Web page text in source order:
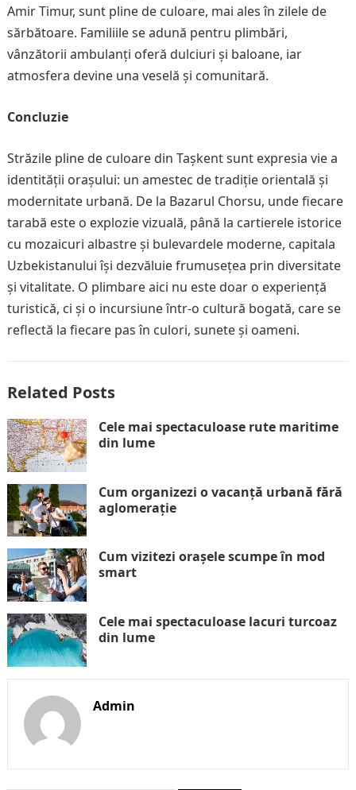
Amir Timur, sunt pline de culoare, mai ales în zilele de
sărbătoare. Familiile se adună pentru plimbări,
vânzătorii ambulanți oferă dulciuri și baloane, iar
atmosfera devine una veselă și comunitară.
Concluzie
Străzile pline de culoare din Tașkent sunt expresia vie a
identității orașului: un amestec de tradiție orientală și
modernitate urbană. De la Bazarul Chorsu, unde fiecare
tarabă este o explozie vizuală, până la cartierele istorice
cu mozaicuri albastre și bulevardele moderne, capitala
Uzbekistanului își dezvăluie frumusețea prin diversitate
și vitalitate. O plimbare aici nu este doar o experiență
turistică, ci și o incursiune într-o cultură bogată, care se
reflectă la fiecare pas în culori, sunete și oameni.
Related Posts
Cele mai spectaculoase rute maritime
din lume
Cum organizezi o vacanță urbană fără
aglomerație
Cum vizitezi orașele scumpe în mod
smart
Cele mai spectaculoase lacuri turcoaz
din lume
Admin